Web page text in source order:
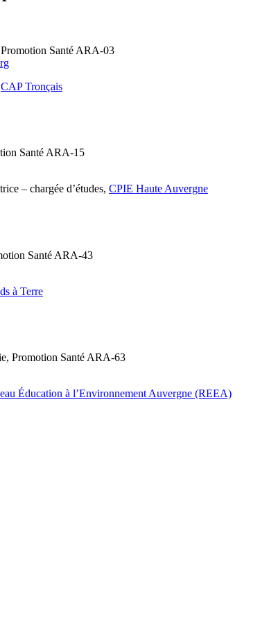
Santé ARA-03
CAP Tronçais
Santé ARA-15
– chargée d’études, CPIE Haute Auvergne
Santé ARA-43
à Terre
Promotion Santé ARA-63
Éducation à l’Environnement Auvergne (REEA)